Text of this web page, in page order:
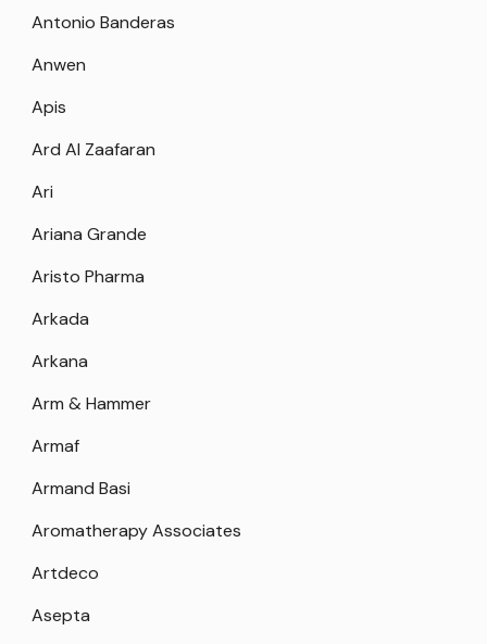
Antonio Banderas
Anwen
Apis
Ard Al Zaafaran
Ari
Ariana Grande
Aristo Pharma
Arkada
Arkana
Arm & Hammer
Armaf
Armand Basi
Aromatherapy Associates
Artdeco
Asepta